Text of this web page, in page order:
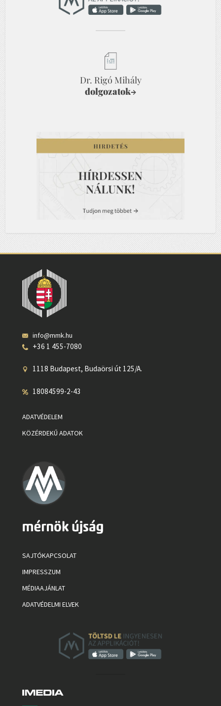
Dr. Rigó Mihály
dolgozatok→
info@mmk.hu
+36 1 455-7080
1118 Budapest, Budaörsi út 125/A.
18084599-2-43
ADATVÉDELEM
KÖZÉRDEKŰ ADATOK
SAJTÓKAPCSOLAT
IMPRESSZUM
MÉDIAAJÁNLAT
ADATVÉDELMI ELVEK